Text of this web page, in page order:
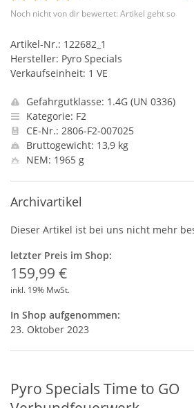
Noch nicht von dir bewertet: Artikel geht so
Artikel-Nr.: 122682_1
Hersteller: Pyro Specials
Verkaufseinheit: 1 VE
Gefahrgutklasse: 1.4G (UN 0336)
Kategorie: F2
CE-Nr.: 2806-F2-007025
Bruttogewicht: 13,9 kg
NEM: 1965 g
Archivartikel
Dieser Artikel ist bei uns nicht mehr
letzter Preis im Shop:
159,99 €
inkl. 19% MwSt.
In Shop aufgenommen:
23. Oktober 2023
Pyro Specials Time to GO